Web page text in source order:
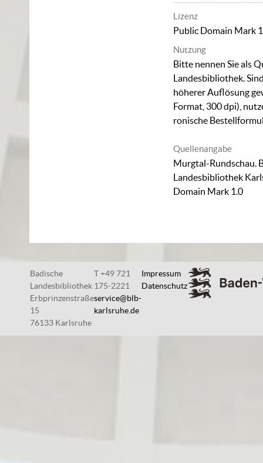
Lizenz
Public Domain Mark
Nutzung
Bitte nennen Sie als
Landesbibliothek.
höherer Auflösung
Format, 300 dpi),
ronische
Quellenangabe
Murgtal-Rundschau.
Landesbibliothek
Domain Mark 1.0
Badische
Landesbibliothek
Erbprinzenstraße
15
76133 Karlsruhe
T +49 721
175-2221
service@blb-
karlsruhe.de
Impressum
Datenschutz